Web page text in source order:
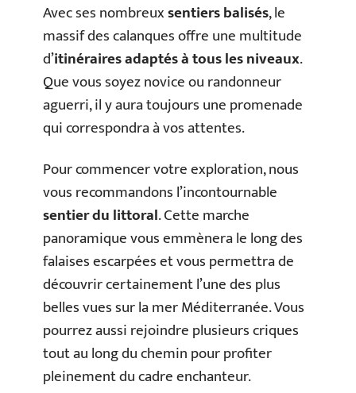
Avec ses nombreuxsentiers balisés, le
massif des calanques offre une multitude
d’itinéraires adaptés à tous les niveaux.
Que vous soyez novice ou randonneur
aguerri, il y aura toujours une promenade
qui correspondra à vos attentes.
Pour commencer votre exploration, nous
vous recommandons l’incontournable
sentier du littoral. Cette marche
panoramique vous emmènera le long des
falaises escarpées et vous permettra de
découvrir certainement l’une des plus
belles vues sur la mer Méditerranée. Vous
pourrez aussi rejoindre plusieurs criques
tout au long du chemin pour profiter
pleinement du cadre enchanteur.